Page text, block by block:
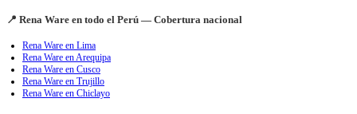
📍 Rena Ware en todo el Perú — Cobertura nacional
Rena Ware en Lima
Rena Ware en Arequipa
Rena Ware en Cusco
Rena Ware en Trujillo
Rena Ware en Chiclayo